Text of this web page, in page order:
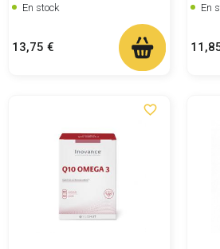
En stock
Prix
13,75 €
En
Prix
favorite_border